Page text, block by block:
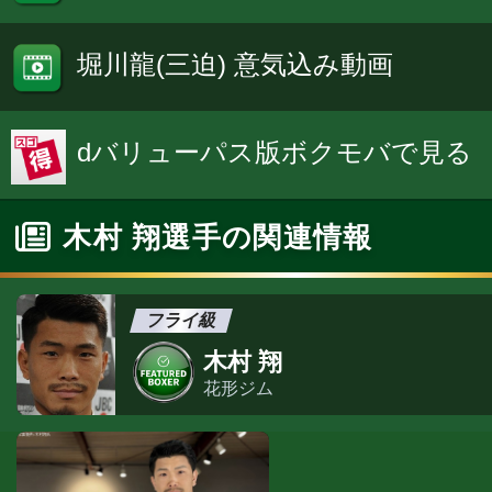
堀川龍(三迫) 意気込み動画
dバリューパス版ボクモバで見る
木村 翔選手の関連情報
フライ級
木村 翔
花形ジム